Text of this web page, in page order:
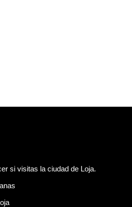
si visitas la ciudad de Loja.